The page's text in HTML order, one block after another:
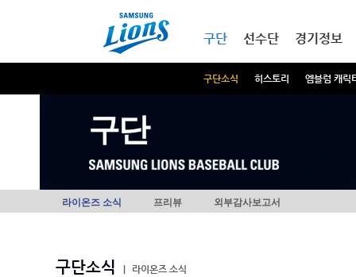
구단
구단소식 히스토리 엠블럼 캐릭
선수단 경기정보
구단
라이온즈 소식 프리뷰 외부감사보고서
구단소식
라이온즈 소식